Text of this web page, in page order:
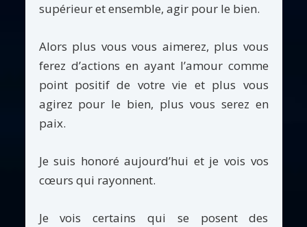
supérieur et ensemble, agir pour le bien.
Alors plus vous vous aimerez, plus vous
ferez d’actions en ayant l’amour comme
point positif de votre vie et plus vous
agirez pour le bien, plus vous serez en
paix.
Je suis honoré aujourd’hui et je vois vos
cœurs qui rayonnent.
Je vois certains qui se posent des